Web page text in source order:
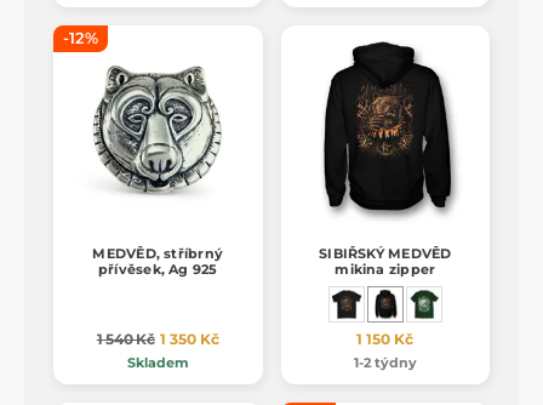
-12%
MEDVĚD, stříbrný
přívěsek, Ag 925
1 540 Kč 1 350 Kč
Skladem
SIBIŘSKÝ MEDVĚD
mikina zipper
1 150 Kč
1-2 týdny